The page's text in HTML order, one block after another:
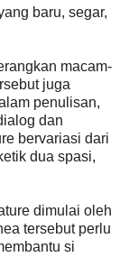
baru, segar,
macam-
juga
penulisan,
dan
bervariasi dari
dua spasi,
dimulai oleh
tersebut perlu
si